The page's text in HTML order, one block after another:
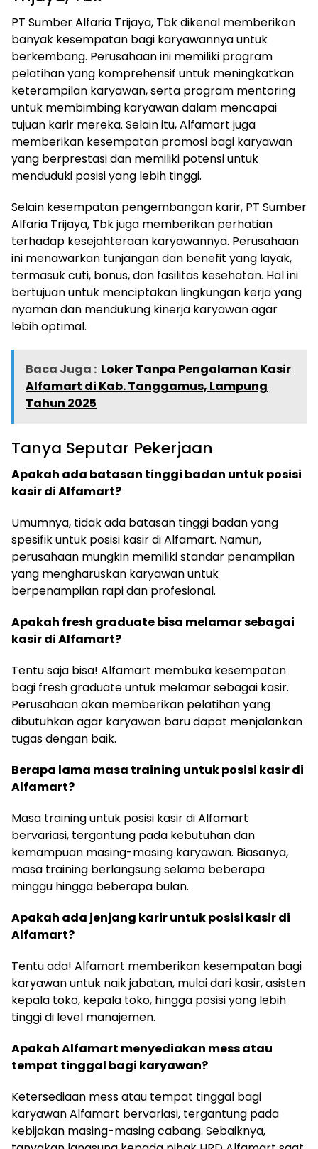
PT Sumber Alfaria Trijaya, Tbk dikenal memberikan
banyak kesempatan bagi karyawannya untuk
berkembang. Perusahaan ini memiliki program
pelatihan yang komprehensif untuk meningkatkan
keterampilan karyawan, serta program mentoring
untuk membimbing karyawan dalam mencapai
tujuan karir mereka. Selain itu, Alfamart juga
memberikan kesempatan promosi bagi karyawan
yang berprestasi dan memiliki potensi untuk
menduduki posisi yang lebih tinggi.
Selain kesempatan pengembangan karir, PT Sumber
Alfaria Trijaya, Tbk juga memberikan perhatian
terhadap kesejahteraan karyawannya. Perusahaan
ini menawarkan tunjangan dan benefit yang layak,
termasuk cuti, bonus, dan fasilitas kesehatan. Hal ini
bertujuan untuk menciptakan lingkungan kerja yang
nyaman dan mendukung kinerja karyawan agar
lebih optimal.
Baca Juga : Loker Tanpa Pengalaman Kasir
Alfamart di Kab. Tanggamus, Lampung
Tahun 2025
Tanya Seputar Pekerjaan
Apakah ada batasan tinggi badan untuk posisi
kasir di Alfamart?
Umumnya, tidak ada batasan tinggi badan yang
spesifik untuk posisi kasir di Alfamart. Namun,
perusahaan mungkin memiliki standar penampilan
yang mengharuskan karyawan untuk
berpenampilan rapi dan profesional.
Apakah fresh graduate bisa melamar sebagai
kasir di Alfamart?
Tentu saja bisa! Alfamart membuka kesempatan
bagi fresh graduate untuk melamar sebagai kasir.
Perusahaan akan memberikan pelatihan yang
dibutuhkan agar karyawan baru dapat menjalankan
tugas dengan baik.
Berapa lama masa training untuk posisi kasir di
Alfamart?
Masa training untuk posisi kasir di Alfamart
bervariasi, tergantung pada kebutuhan dan
kemampuan masing-masing karyawan. Biasanya,
masa training berlangsung selama beberapa
minggu hingga beberapa bulan.
Apakah ada jenjang karir untuk posisi kasir di
Alfamart?
Tentu ada! Alfamart memberikan kesempatan bagi
karyawan untuk naik jabatan, mulai dari kasir, asisten
kepala toko, kepala toko, hingga posisi yang lebih
tinggi di level manajemen.
Apakah Alfamart menyediakan mess atau
tempat tinggal bagi karyawan?
Ketersediaan mess atau tempat tinggal bagi
karyawan Alfamart bervariasi, tergantung pada
kebijakan masing-masing cabang. Sebaiknya,